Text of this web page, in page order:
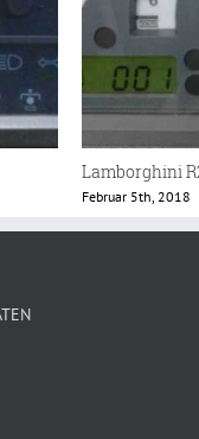
Instrumentenbrett